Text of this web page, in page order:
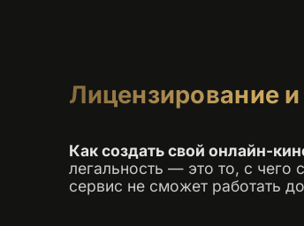
Лицензирование и
Как создать свой онлайн-
легальность — это то, с чего
сервис не сможет работать